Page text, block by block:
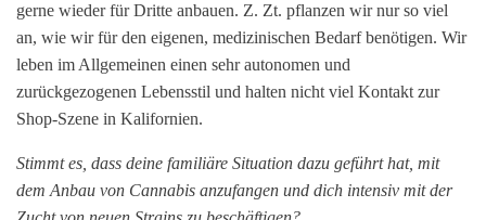
gerne wieder für Dritte anbauen. Z. Zt. pflanzen wir nur so viel
an, wie wir für den eigenen, medizinischen Bedarf benötigen. Wir
leben im Allgemeinen einen sehr autonomen und
zurückgezogenen Lebensstil und halten nicht viel Kontakt zur
Shop-Szene in Kalifornien.
Stimmt es, dass deine familiäre Situation dazu geführt hat, mit
dem Anbau von Cannabis anzufangen und dich intensiv mit der